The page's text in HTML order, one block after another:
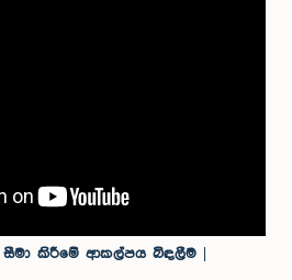
කිරීමේ ආකල්පය බිඳලීම |